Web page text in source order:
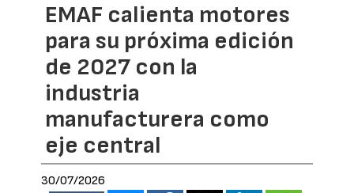
EMAF calienta motores
para su próxima edición
de 2027 con la
industria
manufacturera como
eje central
30/07/2026